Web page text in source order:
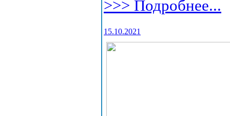
>>> Подробнее...
15.10.2021